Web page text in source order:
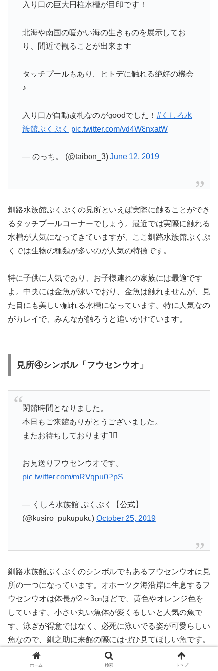
入り口の巨大円柱水槽が目印です！
北海や南国の暖かい海の生きものを展示してお
り、間近で観ることが出来ます
タッチプールもあり、ヒトデに触れる絶好の機会
♪
入り口が自動改札なのがgoodでした！ #くしろ水
族館ぷくぷく
pic.twitter.com/vd4W8nxatW
— のっち。 (@taibon_3) June 12, 2019
釧路水族館ぷくぷくの見所といえば実際に触ることができ
るタッチプールコーナーでしょう。最近では実際に触れる
水槽が人気になってきていますが、ここ釧路水族館ぷくぷ
くでは生物の種類が多いのが人気の特徴です。
特に子供に人気であり、お子様連れの家族には最適です
よ。中央には金魚が泳いでおり、金魚は触れませんが、見
た目にも美しい触れる水槽になっています。特に人気なの
がカレイで、みんなが触ろうと追いかけています。
見所④シンボル「フウセンウオ」
閉館時間となりました。
本日もご来館ありがとうございました。
またお待ちしております🙇‍♀️
お見送りフウセンウオです。
pic.twitter.com/mRVqpu0PpS
— くしろ水族館 ぷくぷく【公式】
(@kusiro_pukupuku) October 25, 2019
釧路水族館ぷくぷくのシンボルでもあるフウセンウオは見
所の一つになっています。オホーツク海沿岸に生息するフ
ウセンウオは体長が2～3㎝ほどで、黄色やオレンジ色を
しています。小さい丸い魚体が愛くるしいと人気の魚で
す。泳ぎが得意ではなく、必死に泳いでる姿が可愛らしい
魚なので、釧之助に来館の際にはぜひ見てほしい魚です。
ホーム 検索 トップ